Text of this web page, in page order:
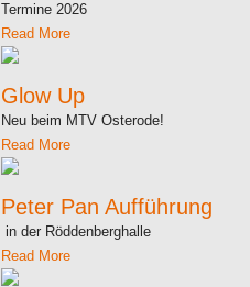
Termine 2026
Read More
Glow Up
Neu beim MTV Osterode!
Read More
Peter Pan Aufführung
in der Röddenberghalle
Read More